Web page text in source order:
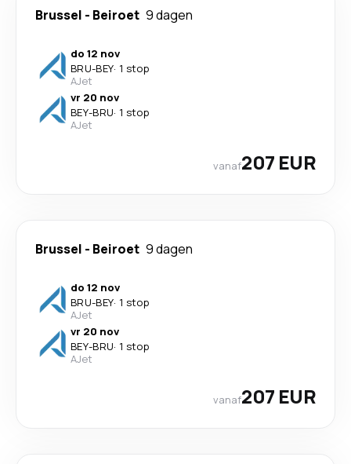
Brussel - Beiroet 9 dagen
do 12 nov
BRU-BEY· 1 stop
AJet
vr 20 nov
BEY-BRU· 1 stop
AJet
vanaf207 EUR
Brussel - Beiroet 9 dagen
do 12 nov
BRU-BEY· 1 stop
AJet
vr 20 nov
BEY-BRU· 1 stop
AJet
vanaf207 EUR